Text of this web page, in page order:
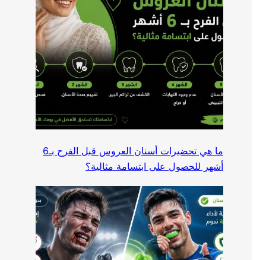
ما هي تحضيرات أسنان العروس قبل الفرح بـ6
أشهر للحصول على ابتسامة مثالية؟